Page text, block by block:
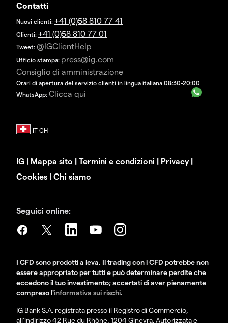
Contatti
Nuovi clienti: +41 (0)58 810 77 41
Clienti: +41 (0)58 810 77 01
Tweet: @IGClientHelp
Ufficio stampa: press@ig.com
Consiglio di amministrazione
Orari di apertura del servizio clienti in lingua italiana 08:30-20:00
WhatsApp: Clicca qui
IG | Mappa sito | Termini e condizioni | Privacy|
Cookies | Chi siamo
Seguici online:
I CFD sono prodotti a leva. Il trading con i CFD potrebbe non
essere appropriato per tutti e può determinare perdite che
eccedono il tuo investimento; accertati di aver pienamente
compreso l'informativa sui rischi.
IG Bank S.A. registrata presso il Registro di Commercio,
all'indirizzo 42 Rue du Rhône, 1204 Ginevra. Autorizzata e